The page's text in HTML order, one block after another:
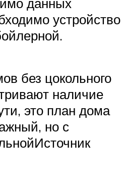
данных
устройство
без цокольного
наличие
это план дома
но с